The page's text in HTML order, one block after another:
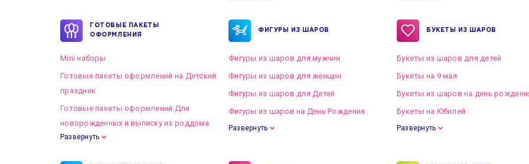
ГОТОВЫЕ ПАКЕТЫ
ОФОРМЛЕНИЯ
Mini наборы
Готовые пакеты оформлений на Детский
праздник
Готовые пакеты оформлений Для
новорожденных и выписку из роддома
Готовые пакеты оформлений на Свадьбу
Развернуть
ФИГУРЫ ИЗ ШАРОВ
Фигуры из шаров для мужчин
Фигуры из шаров для женщин
Фигуры из шаров для Детей
Фигуры из шаров на День Рождения
Развернуть
БУКЕТЫ ИЗ ШАРОВ
Букеты из шаров для детей
Букеты на 9 мая
Букеты из шаров на день
Букеты на Юбилей
Развернуть